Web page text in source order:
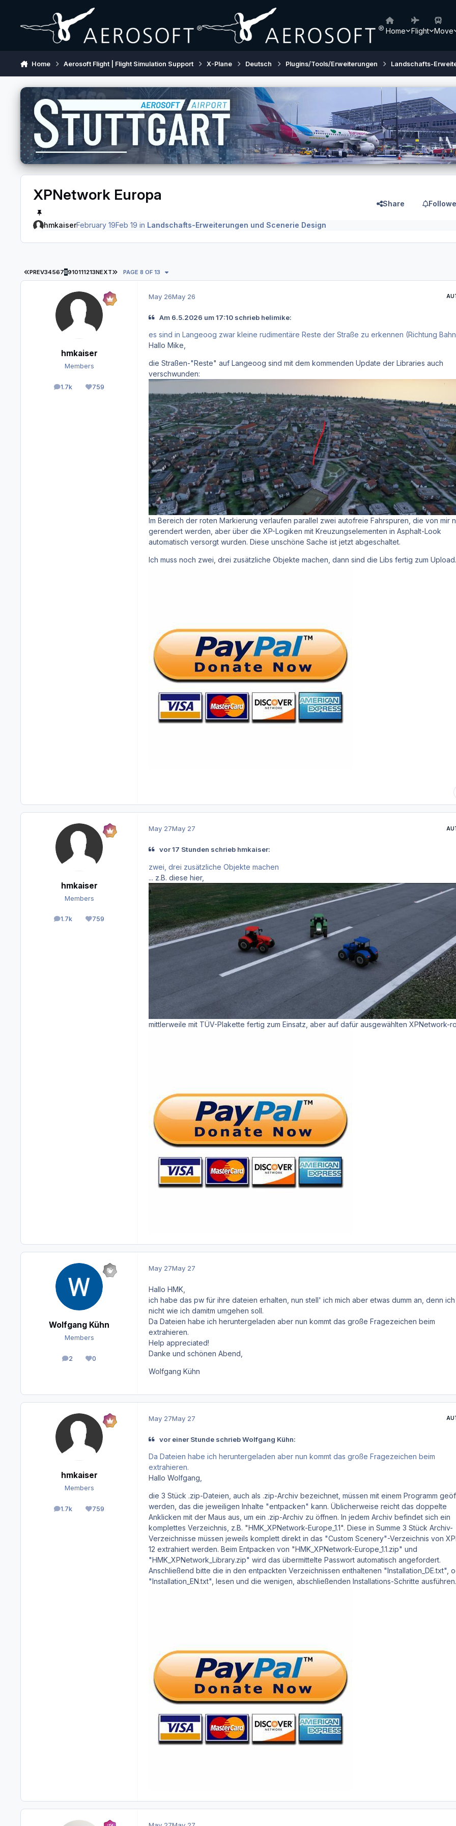
Home Flight Move
Home Aerosoft Flight | Flight Simulation Support X-Plane Deutsch Plugins/Tools/Erweiterungen Landschafts-
XPNetwork Europa Share
hmkaiserFebruary 19Feb 19 in Landschafts-Erweiterungen und Scenerie Design
FIRST PAGE
PREV345678910111213NEXT LAST PAGE
PAGE 8 OF 13
hmkaiser
Members
1.7k
posts 759
Reputation
May 26May 26
Am 6.5.2026 um 17:10 schrieb helimike:
es sind in Langeoog zwar kleine rudimentäre Reste der Straße zu erkennen (Richtung
Hallo Mike,
die Straßen-"Reste" auf Langeoog sind mit dem kommenden Update der Libraries auch
verschwunden:
Im Bereich der roten Markierung verlaufen parallel zwei autofreie Fahrspuren, die von mir
gerendert werden, aber über die XP-Logiken mit Kreuzungselementen in Asphalt-Look
automatisch versorgt wurden. Diese unschöne Sache ist jetzt abgeschaltet.
Ich muss noch zwei, drei zusätzliche Objekte machen, dann sind die Libs fertig zum Upload.
hmkaiser
Members
1.7k
posts 759
Reputation
May 27May 27
vor 17 Stunden schrieb hmkaiser:
zwei, drei zusätzliche Objekte machen
... z.B. diese hier,
mittlerweile mit TÜV-Plakette fertig zum Einsatz, aber auf dafür ausgewählten XPNetwork-
Wolfgang Kühn
Members
2
posts 0
Reputation
May 27May 27
Hallo HMK,
ich habe das pw für ihre dateien erhalten, nun stell' ich mich aber etwas dumm an, denn
nicht wie ich damitm umgehen soll.
Da Dateien habe ich heruntergeladen aber nun kommt das große Fragezeichen beim
extrahieren.
Help appreciated!
Danke und schönen Abend,
Wolfgang Kühn
hmkaiser
Members
1.7k
posts 759
Reputation
May 27May 27
vor einer Stunde schrieb Wolfgang Kühn:
Da Dateien habe ich heruntergeladen aber nun kommt das große Fragezeichen beim
extrahieren.
Hallo Wolfgang,
die 3 Stück .zip-Dateien, auch als .zip-Archiv bezeichnet, müssen mit einem Programm
werden, das die jeweiligen Inhalte "entpacken" kann. Üblicherweise reicht das doppelte
Anklicken mit der Maus aus, um ein .zip-Archiv zu öffnen. In jedem Archiv befindet sich ein
komplettes Verzeichnis, z.B. "HMK_XPNetwork-Europe_1.1". Diese in Summe 3 Stück Archiv-
Verzeichnisse müssen jeweils komplett direkt in das "Custom Scenery"-Verzeichnis von
12 extrahiert werden. Beim Entpacken von "HMK_XPNetwork-Europe_1.1.zip" und
"HMK_XPNetwork_Library.zip" wird das übermittelte Passwort automatisch angefordert.
Anschließend bitte die in den entpackten Verzeichnissen enthaltenen "Installation_DE.txt",
"Installation_EN.txt", lesen und die wenigen, abschließenden Installations-Schritte ausführen.